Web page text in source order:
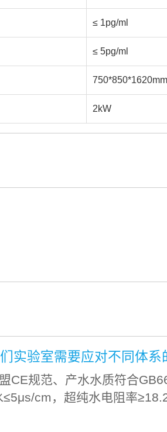
≤ 1pg/ml
≤ 5pg/ml
750*850*1620mm
2kW
实验室需要应对不同体系
CE规范、产水水质符合
cm，超纯水电阻率